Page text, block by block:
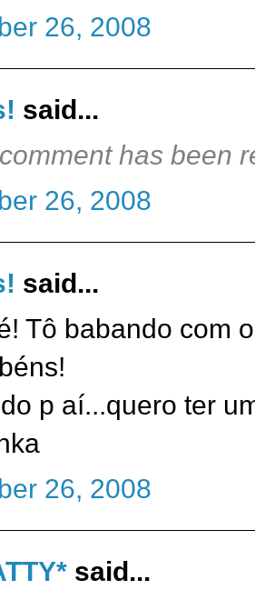
26, 2008
said...
has been
26, 2008
said...
Tô babando com
p aí...quero ter
26, 2008
said...